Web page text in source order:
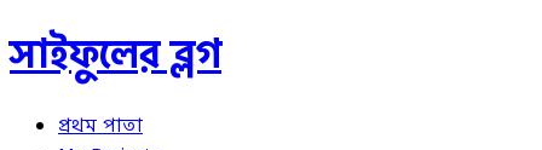
সাইফুলের ব্লগ
প্রথম পাতা